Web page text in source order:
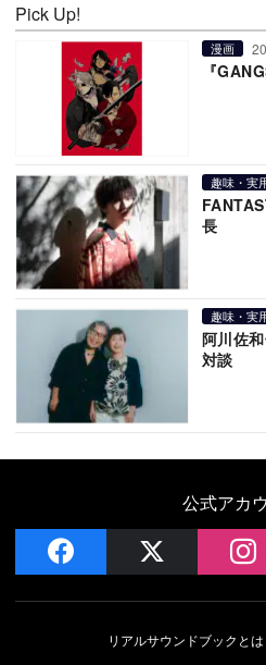
Pick Up!
漫画
『
趣味・実
長
趣味・実
阿川佐
対談
公式アカ
facebook
リアルサウンドブックとは